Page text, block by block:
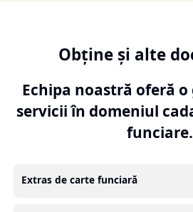
Obține și alte
Echipa noastră oferă
servicii în domeniul
funciare.
Extras de carte funciară